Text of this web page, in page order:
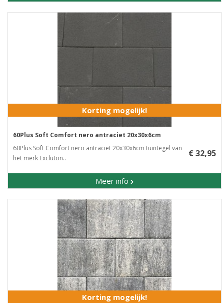
Korting mogelijk!
60Plus Soft Comfort nero antraciet 20x30x6cm
60Plus Soft Comfort nero antraciet 20x30x6cm​ tuintegel van
het merk Excluton..
Meer info
€ 32,95
Korting mogelijk!